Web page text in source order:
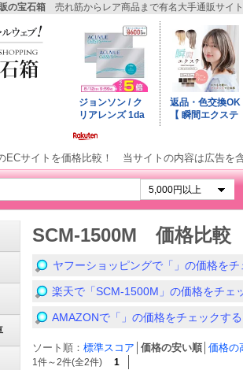
の宝石箱 売れ筋からレア商品まで有名大手通販サイ
ECサイトを価格比較！ 当サイトの内容は広告を
SCM-1500M 価格比較
ヤフーショッピングで「」の価格をチ
楽天で「SCM-1500M」の価格をチェ
AMAZONで「」の価格をチェックする
ソート順： 標準スコア 価格の安い順 価格の
1件～2件(全2件)
1